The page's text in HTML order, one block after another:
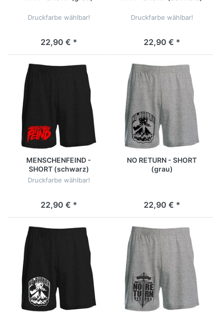
Druckfarbe wählbar!
22,90 € *
Druckfarbe wählbar!
22,90 € *
MENSCHENFEIND -
SHORT (schwarz)
Druckfarbe wählbar!
22,90 € *
NO RETURN - SHORT
(grau)
22,90 € *